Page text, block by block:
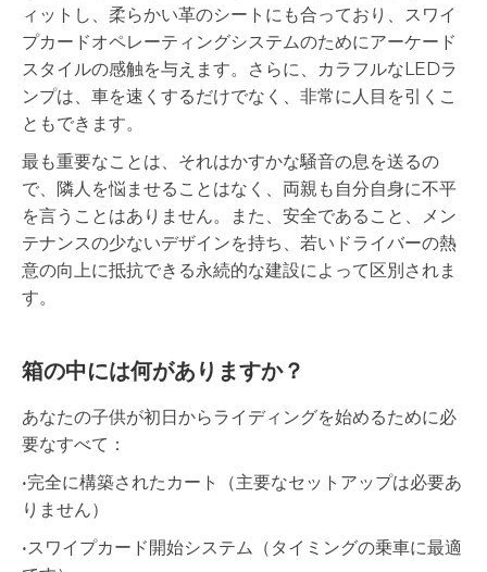
ィットし、柔らかい革のシートにも合っており、スワイ
プカードオペレーティングシステムのためにアーケード
スタイルの感触を与えます。さらに、カラフルなLEDラ
ンプは、車を速くするだけでなく、非常に人目を引くこ
ともできます。
最も重要なことは、それはかすかな騒音の息を送るの
で、隣人を悩ませることはなく、両親も自分自身に不平
を言うことはありません。また、安全であること、メン
テナンスの少ないデザインを持ち、若いドライバーの熱
意の向上に抵抗できる永続的な建設によって区別されま
す。
箱の中には何がありますか？
あなたの子供が初日からライディングを始めるために必
要なすべて：
•完全に構築されたカート（主要なセットアップは必要あ
りません）
•スワイプカード開始システム（タイミングの乗車に最適